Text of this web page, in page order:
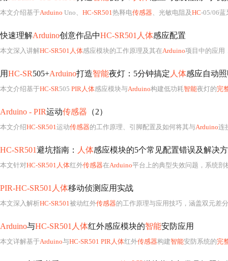
本文介绍基于Arduino Uno、 HC-SR501热释电传感器、光敏电阻及HC-05/06蓝
快速理解Arduino创意作品中HC-SR501人体感应配置
本文深入讲解HC-SR501人体感应模块的工作原理及其在Arduino项目中的应用，涵盖硬件连接、参数调节、常见问题排查
用HC-SR505+Arduino打造智能夜灯：5分钟搞定 人体感应自动
本文介绍基于HC-SR505 PIR人体感应模块与Arduino构建低功耗智能夜灯的完
Arduino - PIR运动传感器 （2）
本文介绍HC-SR501运动传感器的工作原理、引脚配置及如何将其与Arduino连
HC-SR501避坑指南： 人体感应模块的5个常见配置错误及解决
本文针对HC-SR501人体红外传感器在Arduino平台上的典型失效问题，系统剖析五大核心配置陷阱：跳线模式（单次/重复触发）逻辑误用、灵敏度与延迟旋钮的非线性校
PIR-HC-SR501人体移动侦测应用实战
本文深入解析HC-SR501被动红外传感器的工作原理与应用技巧，涵盖双元差分检测、菲涅尔透镜作用、供电稳定性
Arduino与HC-SR501人体红外感应模块的智能安防应用
本文详解基于Arduino与HC-SR501 PIR人体红外传感器构建智能安防系统的完